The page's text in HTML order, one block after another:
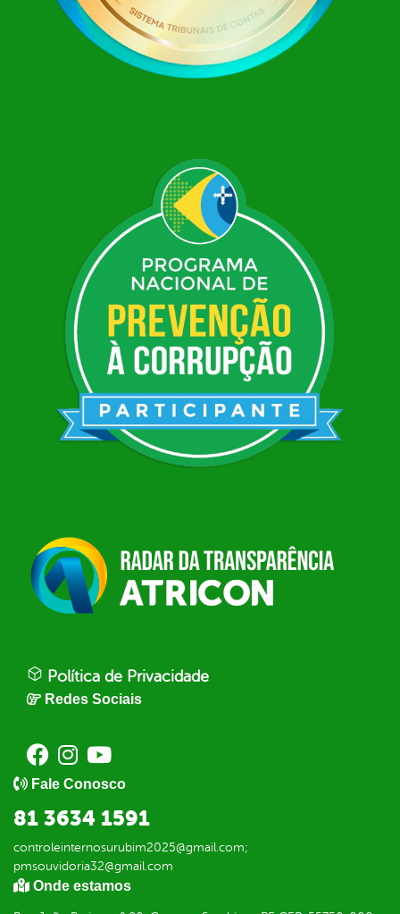
Política de Privacidade
Redes Sociais
Fale Conosco
81 3634 1591
controleinternosurubim2025@gmail.com;
pmsouvidoria32@gmail.com
Onde estamos